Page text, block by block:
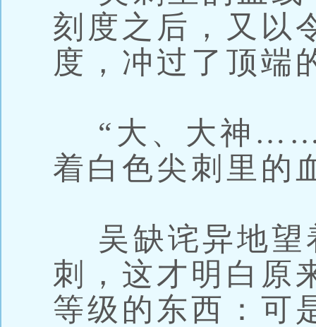
刻度之后，又以
度，冲过了顶端
“大、大神
着白色尖刺里的
吴缺诧异地望
刺，这才明白原
等级的东西：可